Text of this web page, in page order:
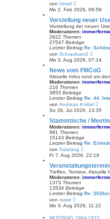
von Urmel
e
u
e
s
t
e
r
B
e
i
t
a
g
Mo 2. Feb 2026, 08:58
Vorstellung neuer
Vorstellung der neuen
Moderatoren:
2822 Themen
27547 Beiträge
Letzter Beitrag Re:
von Schraubaer2
e
u
e
s
t
e
B
e
i
t
a
g
Mo 3. Aug 2026, 07:14
News vom FMCoG
Aktuelle Infos rund um
Moderatoren:
216 Themen
3853 Beiträge
Letzter Beitrag Re: 44.
von Andreas Knittel
e
u
e
s
t
B
i
r
a
g
So 26. Jul 2026, 13:35
Stammtische /
Moderatoren:
881 Themen
15143 Beiträge
Letzter Beitrag Re:
von Salstang
u
e
s
t
e
B
e
t
a
Fr 7. Aug 2026, 22:19
Treffen, Termine, Aktuelle
Moderatoren:
1373 Themen
13534 Beiträge
Letzter Beitrag Re:
von rasse
e
u
Mo 3. Aug 2026, 11:22
MUSTANG 1964-1973